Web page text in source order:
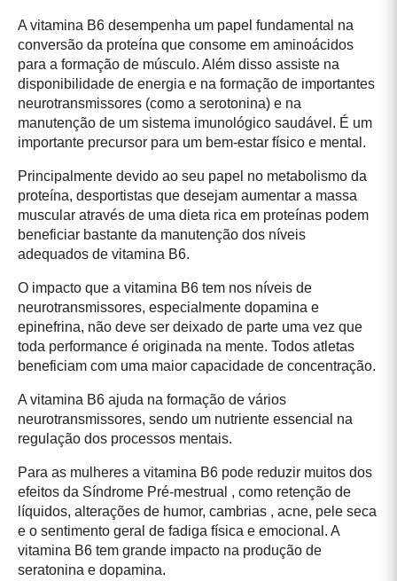
A vitamina B6 desempenha um papel fundamental na
conversão da proteína que consome em aminoácidos
para a formação de músculo. Além disso assiste na
disponibilidade de energia e na formação de importantes
neurotransmissores (como a serotonina) e na
manutenção de um sistema imunológico saudável. É um
importante precursor para um bem-estar físico e mental.
Principalmente devido ao seu papel no metabolismo da
proteína, desportistas que desejam aumentar a massa
muscular através de uma dieta rica em proteínas podem
beneficiar bastante da manutenção dos níveis
adequados de vitamina B6.
O impacto que a vitamina B6 tem nos níveis de
neurotransmissores, especialmente dopamina e
epinefrina, não deve ser deixado de parte uma vez que
toda performance é originada na mente. Todos atletas
beneficiam com uma maior capacidade de concentração.
A vitamina B6 ajuda na formação de vários
neurotransmissores, sendo um nutriente essencial na
regulação dos processos mentais.
Para as mulheres a vitamina B6 pode reduzir muitos dos
efeitos da Síndrome Pré-mestrual , como retenção de
líquidos, alterações de humor, cambrias , acne, pele seca
e o sentimento geral de fadiga física e emocional. A
vitamina B6 tem grande impacto na produção de
seratonina e dopamina.